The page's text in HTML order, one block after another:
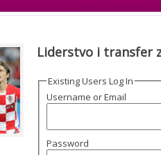
Liderstvo i transfer
Existing Users Log In
Username or Email
Password